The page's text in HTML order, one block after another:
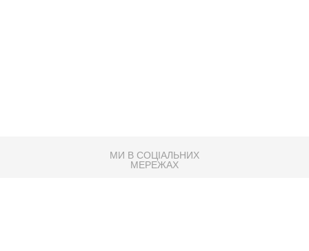
МИ В СОЦІАЛЬНИХ
МЕРЕЖАХ